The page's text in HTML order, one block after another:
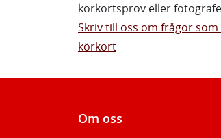
körkortsprov eller
Skriv till oss om frågor
körkort
Om oss